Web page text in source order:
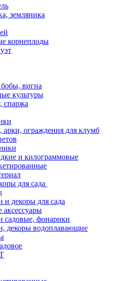
земляника
корнеплоды
вигна
культуры
спаржа
арки, ограждения для клумб
и килограммовые
для сада
и декоры для сада
аксессуары
садовые, фонарики
декоры водоплавающие